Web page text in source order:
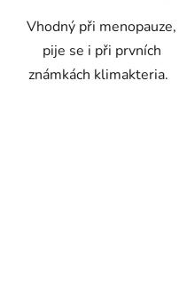
Vhodný při menopauze,
pije se i při prvních
známkách klimakteria.